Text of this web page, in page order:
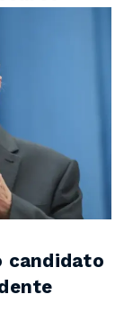
candidato